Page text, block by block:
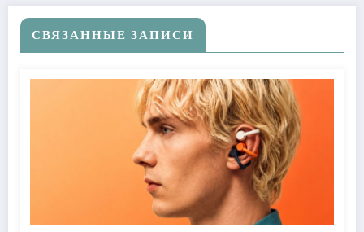
СВЯЗАННЫЕ ЗАПИСИ